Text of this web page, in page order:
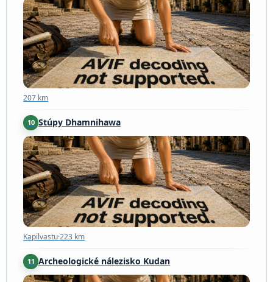
207 km
207 km
10 Stúpy Dhamnihawa
Kapilvastu·223 km
Kapilvastu·223 km
11 Archeologické nálezisko Kudan